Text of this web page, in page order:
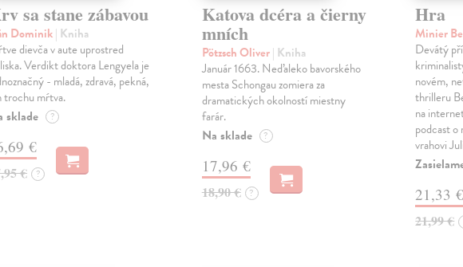
sa stane zábavou
Dominik| Kniha
dievča v aute uprostred
Verdikt doktora Lengyela je
- mladá, zdravá, pekná,
trochu mŕtva.
sklade ?
€
€ ?
Katova dcéra a čierny
mních
Pötzsch Oliver| Kniha
Január 1663. Neďaleko bavorského
mesta Schongau zomiera za
dramatických okolností miestny
farár.
Na sklade ?
17,96 €
18,90 € ?
Hra
Minier
Devátý
novém,
thrilleru
na
podcast
vrahovi
21,33 €
21,99 €